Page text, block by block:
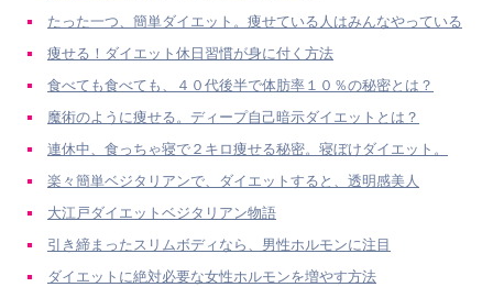
たった一つ、簡単ダイエット。痩せている人はみんなやっている
痩せる！ダイエット休日習慣が身に付く方法
食べても食べても、４０代後半で体肪率１０％の秘密とは？
魔術のように痩せる。ディープ自己暗示ダイエットとは？
連休中、食っちゃ寝で２キロ痩せる秘密。寝ぼけダイエット。
楽々簡単ベジタリアンで、ダイエットすると、透明感美人
大江戸ダイエットベジタリアン物語
引き締まったスリムボディなら、男性ホルモンに注目
ダイエットに絶対必要な女性ホルモンを増やす方法